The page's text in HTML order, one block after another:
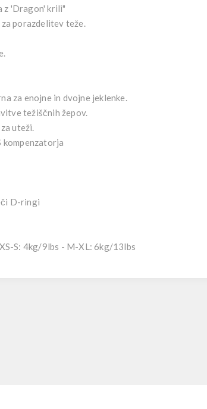
z 'Dragon' krili"
porazdelitev teže.
za enojne in dvojne jeklenke.
težiščnih žepov.
uteži.
kompenzatorja
D-ringi
S: 4kg/9lbs - M-XL: 6kg/13lbs